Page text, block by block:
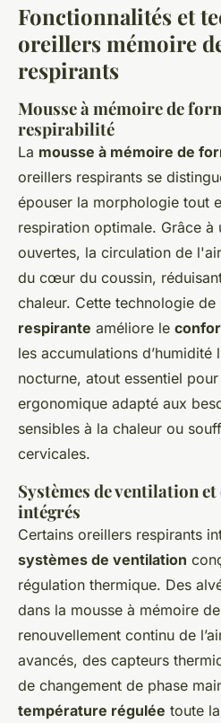
Fonctionnalités et
oreillers mémoire
respirants
Mousse à mémoire de
respirabilité
La mousse à mémoire de
oreillers respirants se
épouser la morphologie tout
respiration optimale. Grâce à
ouvertes, la circulation de
du cœur du coussin,
chaleur. Cette technologie de
respirante améliore le
les accumulations
nocturne, atout essentiel
ergonomique adapté aux
sensibles à la chaleur ou
cervicales.
Systèmes de ventilation
intégrés
Certains oreillers respirants
systèmes de ventilation
régulation thermique. Des
dans la mousse à mémoire
renouvellement continu de
avancés, des capteurs
de changement de phase
température régulée toute